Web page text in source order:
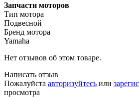
Запчасти моторов
Тип мотора
Подвесной
Бренд мотора
Yamaha
Нет отзывов об этом товаре.
Написать отзыв
Пожалуйста авторизуйтесь или
просмотра